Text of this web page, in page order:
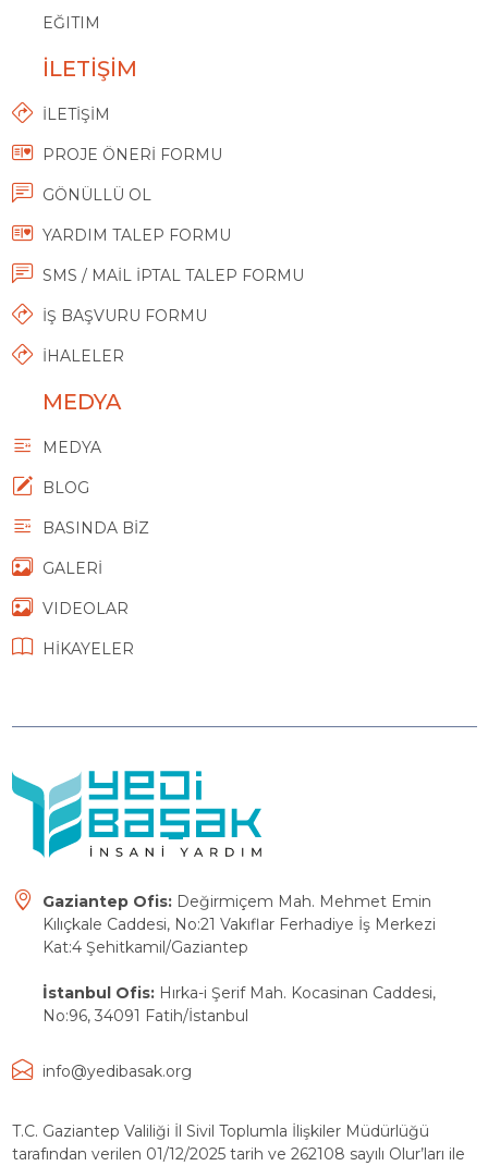
EĞITIM
İLETİŞİM
İLETİŞİM
PROJE ÖNERİ FORMU
GÖNÜLLÜ OL
YARDIM TALEP FORMU
SMS / MAİL İPTAL TALEP FORMU
İŞ BAŞVURU FORMU
İHALELER
MEDYA
MEDYA
BLOG
BASINDA BİZ
GALERİ
VIDEOLAR
HİKAYELER
Gaziantep Ofis:Değirmiçem Mah. Mehmet Emin
Kılıçkale Caddesi, No:21 Vakıflar Ferhadiye İş Merkezi
Kat:4 Şehitkamil/Gaziantep
İstanbul Ofis:Hırka-i Şerif Mah. Kocasinan Caddesi,
No:96, 34091 Fatih/İstanbul
info@yedibasak.org
T.C. Gaziantep Valiliği İl Sivil Toplumla İlişkiler Müdürlüğü
tarafından verilen 01/12/2025 tarih ve 262108 sayılı Olur’ları ile